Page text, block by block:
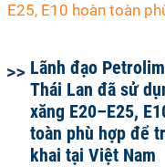
E25, E10 hoàn toàn
Lãnh đạo
Thái Lan đã sử
xăng E20–E25,
toàn phù hợp để
khai tại Việt Nam